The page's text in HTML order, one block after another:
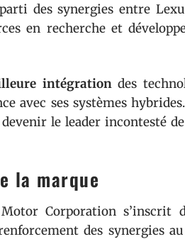
des synergies entre
en recherche et
intégrationdes
avec ses systèmes
le leader incontesté
la marque
Corporation s’inscrit
des synergies